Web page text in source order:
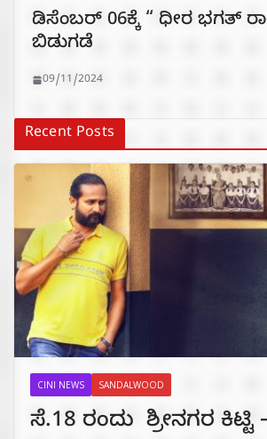
ಡಿಸೆಂಬರ್ 06ಕ್ಕೆ “ ಧೀರ ಭಗತ್
ಬಿಡುಗಡೆ
09/11/2024
Recent Posts
CINI NEWS SANDALWOOD
ಸೆ.18 ರಂದು ಶ್ರೀನಗರ ಕಿಟ್ಟಿ